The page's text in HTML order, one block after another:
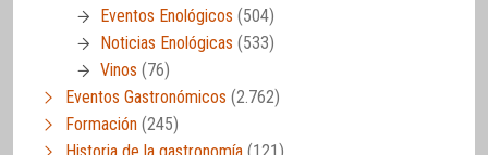
Eventos Enológicos (504)
Noticias Enológicas (533)
Vinos (76)
Eventos Gastronómicos (2.762)
Formación (245)